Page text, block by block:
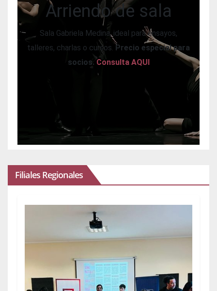
Arriendo de sala
Sala Gabriela Medina, ideal para ensayos,
talleres, charlas o cursos. Precio especial para
socios. Consulta AQUI
Filiales Regionales